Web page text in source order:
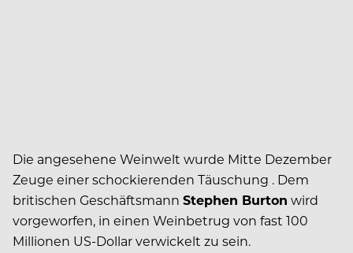
Die angesehene Weinwelt wurde Mitte Dezember
Zeuge einer schockierenden Täuschung . Dem
britischen Geschäftsmann Stephen Burton wird
vorgeworfen, in einen Weinbetrug von fast 100
Millionen US-Dollar verwickelt zu sein.